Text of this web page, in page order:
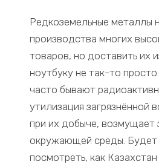
Редкоземельные металлы
производства многих
товаров, но доставить их
ноутбуку не так-то
часто бывают
утилизация загрязнённой
при их добыче, возмущает
окружающей среды. Будет
посмотреть, как